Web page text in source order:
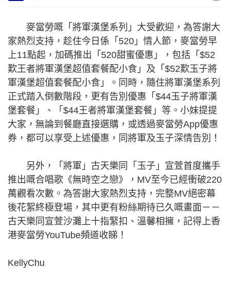
麥當勞嘅「將軍漢堡系列」大受歡迎，為答謝大
家熱烈支持，趁住今日係「520」情人節，麥當勞早
上11點起，加碼推出「520甜蜜優惠」，包括「$52
歎王者將軍漢堡超值套餐配小食」及「$52歎玉子將
軍漢堡超值套餐配小食」。同時，隨住將軍漢堡系列
正式踏入倒數階段，更有告別優惠「$44玉子將軍漢
堡套餐」、「$44王者將軍漢堡套餐」等。小妹提提
大家，無論到餐廳直接選購，或透過麥當勞App優惠
券，都可以享受上述優惠，同將軍及玉子深情告別！
另外，「將軍」古天樂同「玉子」宣萱首度攜手
推出嘅合唱歌《無時空之戀》，MV至今已經衝破220
萬觀看次數。為答謝大家熱烈支持，完整MV絕密幕
後花絮終極登場，其中更有粉絲期待已久嘅畫面－－
古天樂同宣萱沙灘上十指緊扣、溫馨相擁，記得上香
港麥當勞YouTube頻道收睇！
KellyChu